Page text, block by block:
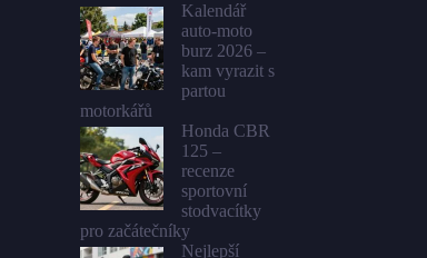
Kalendář
auto-moto
burz 2026 –
kam vyrazit s
partou
motorkářů
Honda CBR
125 –
recenze
sportovní
stodvacítky
pro začátečníky
Nejlepší